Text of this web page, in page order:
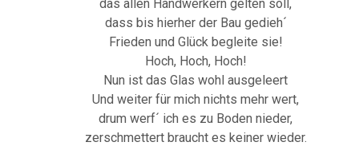
das allen Handwerkern gelten soll,
dass bis hierher der Bau gedieh´
Frieden und Glück begleite sie!
Hoch, Hoch, Hoch!
Nun ist das Glas wohl ausgeleert
Und weiter für mich nichts mehr wert,
drum werf´ ich es zu Boden nieder,
zerschmettert braucht es keiner wieder.